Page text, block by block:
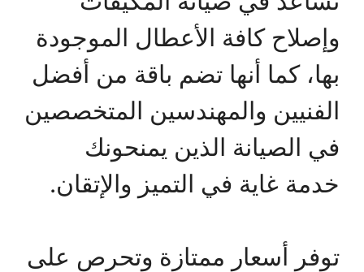
وإصلاح كافة الأعطال الموجودة
بها، كما أنها تضم باقة من أفضل
الفنيين والمهندسين المتخصصين
في الصيانة الذين يمنحونك
خدمة غاية في التميز والإتقان.
توفر أسعار ممتازة وتحرص على